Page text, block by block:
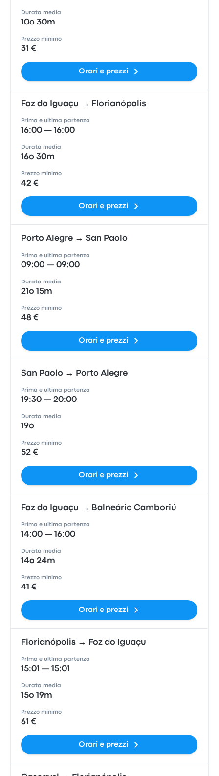
Durata media
10o 30m
Prezzo minimo
31 €
Orari e prezzi
Foz do Iguaçu → Florianópolis
Prima e ultima partenza
16:00 — 16:00
Durata media
16o 30m
Prezzo minimo
42 €
Orari e prezzi
Porto Alegre → San Paolo
Prima e ultima partenza
09:00 — 09:00
Durata media
21o 15m
Prezzo minimo
48 €
Orari e prezzi
San Paolo → Porto Alegre
Prima e ultima partenza
19:30 — 20:00
Durata media
19o
Prezzo minimo
52 €
Orari e prezzi
Foz do Iguaçu → Balneário Camboriú
Prima e ultima partenza
14:00 — 16:00
Durata media
14o 24m
Prezzo minimo
41 €
Orari e prezzi
Florianópolis → Foz do Iguaçu
Prima e ultima partenza
15:01 — 15:01
Durata media
15o 19m
Prezzo minimo
61 €
Orari e prezzi